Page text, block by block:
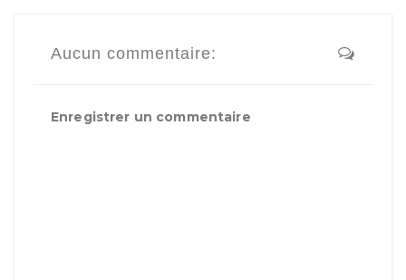
Aucun commentaire:
Enregistrer un commentaire